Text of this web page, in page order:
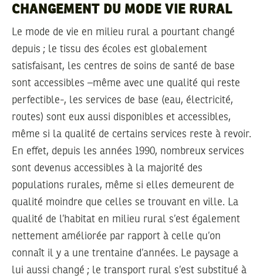
CHANGEMENT DU MODE VIE RURAL
Le mode de vie en milieu rural a pourtant changé
depuis ; le tissu des écoles est globalement
satisfaisant, les centres de soins de santé de base
sont accessibles –même avec une qualité qui reste
perfectible-, les services de base (eau, électricité,
routes) sont eux aussi disponibles et accessibles,
même si la qualité de certains services reste à revoir.
En effet, depuis les années 1990, nombreux services
sont devenus accessibles à la majorité des
populations rurales, même si elles demeurent de
qualité moindre que celles se trouvant en ville. La
qualité de l’habitat en milieu rural s’est également
nettement améliorée par rapport à celle qu’on
connaît il y a une trentaine d’années. Le paysage a
lui aussi changé ; le transport rural s’est substitué à